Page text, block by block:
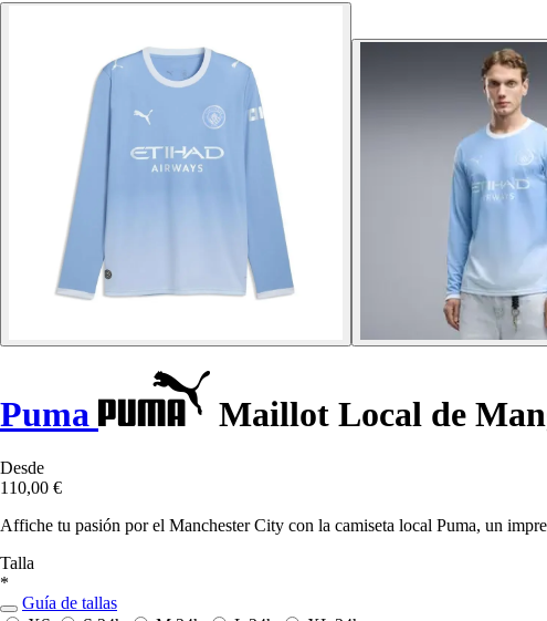
Puma Maillot Local de
Desde
110,00 €
Affiche tu pasión por el Manchester City con la camiseta local Puma, un
Talla
*
Guía de tallas